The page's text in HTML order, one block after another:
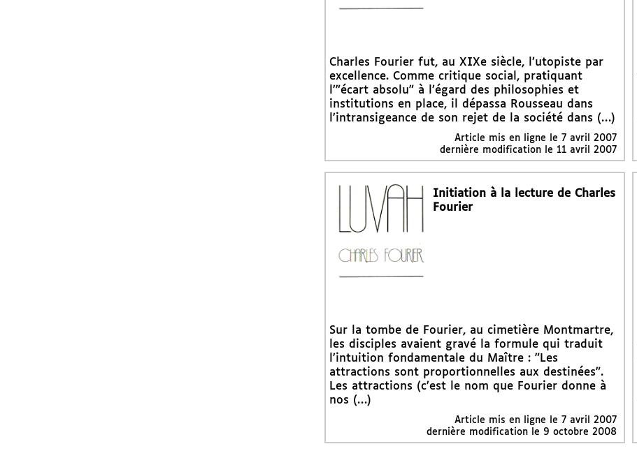
Charles Fourier fut, au XIXe siècle, l’utopiste par
excellence. Comme critique social, pratiquant
l’"écart absolu" à l’égard des philosophies et
institutions en place, il dépassa Rousseau dans
l’intransigeance de son rejet de la société dans (…)
Article mis en ligne le 7 avril 2007
dernière modification le 11 avril 2007
Initiation à la lecture de Charles
Fourier
Sur la tombe de Fourier, au cimetière Montmartre,
les disciples avaient gravé la formule qui traduit
l’intuition fondamentale du Maître : "Les
attractions sont proportionnelles aux destinées".
Les attractions (c’est le nom que Fourier donne à
nos (…)
Article mis en ligne le 7 avril 2007
dernière modification le 9 octobre 2008